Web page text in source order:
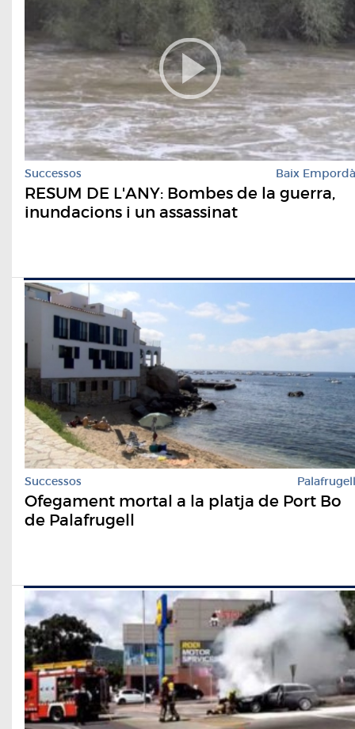
Successos Baix Empordà
RESUM DE L'ANY: Bombes de la guerra,
inundacions i un assassinat
Successos Palafrugell
Ofegament mortal a la platja de Port Bo
de Palafrugell